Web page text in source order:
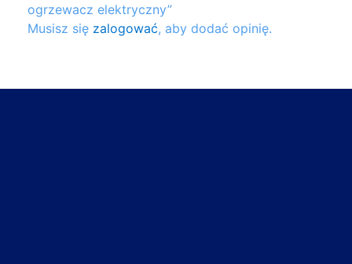
ogrzewacz elektryczny”
Musisz się zalogować, aby dodać opinię.